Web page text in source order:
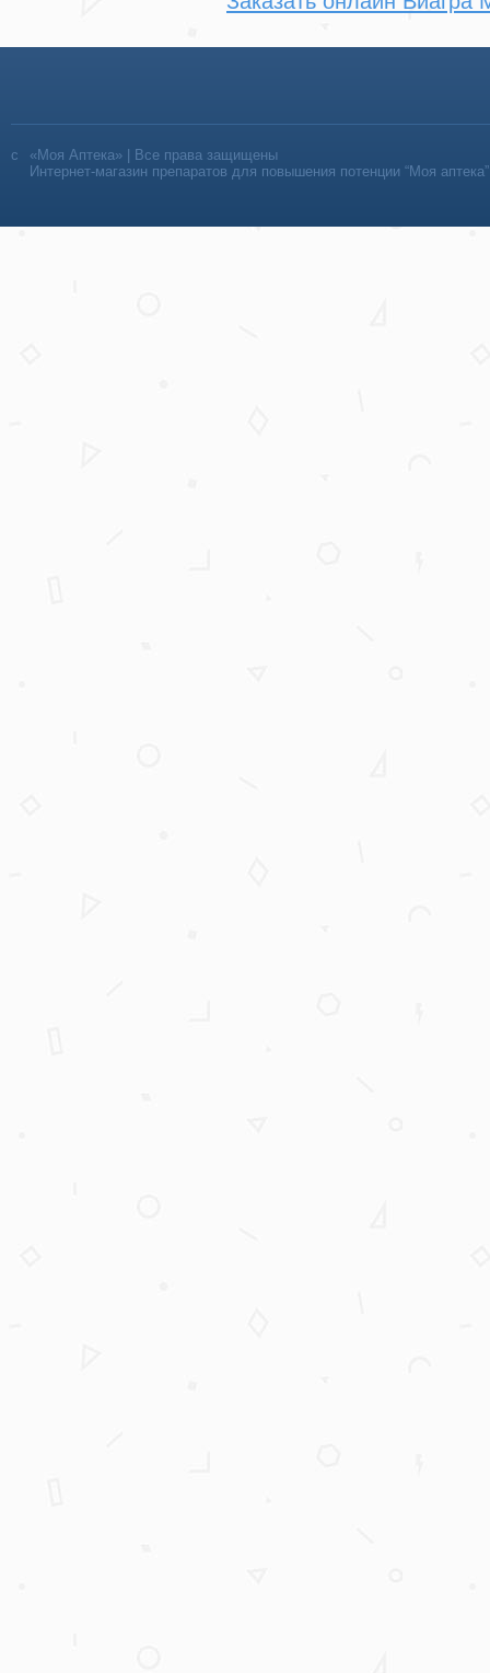
«Моя Аптека» | Все права защищены
Интернет-магазин препаратов для повышения потенции “Моя